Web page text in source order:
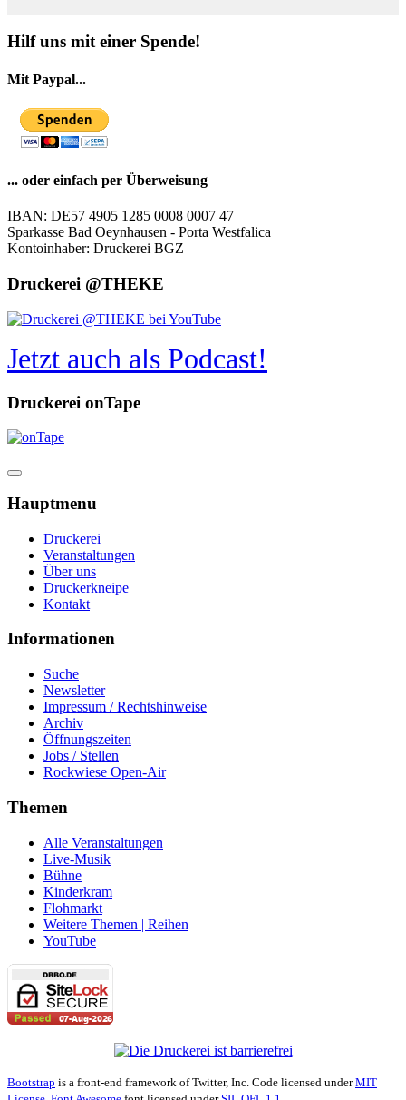
Hilf uns mit einer Spende!
Mit Paypal...
... oder einfach per Überweisung
IBAN: DE57 4905 1285 0008 0007 47
Sparkasse Bad Oeynhausen - Porta Westfalica
Kontoinhaber: Druckerei BGZ
Druckerei @THEKE
Jetzt auch als Podcast!
Druckerei onTape
Hauptmenu
Druckerei
Veranstaltungen
Über uns
Druckerkneipe
Kontakt
Informationen
Suche
Newsletter
Impressum / Rechtshinweise
Archiv
Öffnungszeiten
Jobs / Stellen
Rockwiese Open-Air
Themen
Alle Veranstaltungen
Live-Musik
Bühne
Kinderkram
Flohmarkt
Weitere Themen | Reihen
YouTube
Bootstrap is a front-end framework of Twitter, Inc. Code licensed underMIT